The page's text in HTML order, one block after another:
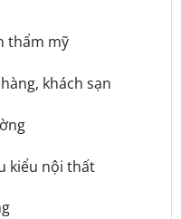
thẩm mỹ
khách sạn
kiểu nội thất